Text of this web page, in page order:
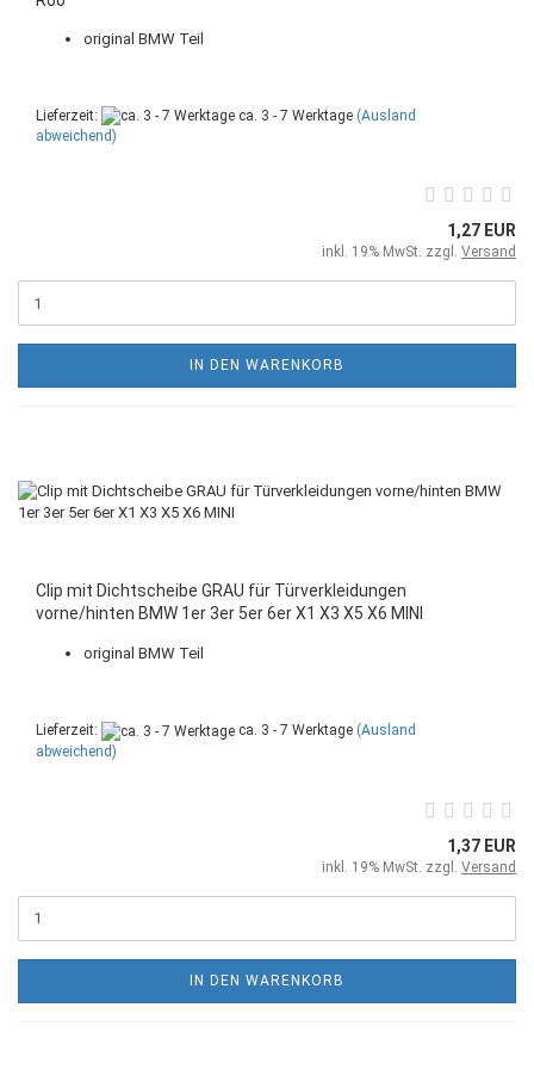
original BMW Teil
Lieferzeit: ca. 3 - 7 Werktage (Ausland
abweichend)
1,27 EUR
inkl. 19% MwSt. zzgl. Versand
IN DEN WARENKORB
Clip mit Dichtscheibe GRAU für Türverkleidungen
vorne/hinten BMW 1er 3er 5er 6er X1 X3 X5 X6 MINI
original BMW Teil
Lieferzeit: ca. 3 - 7 Werktage (Ausland
abweichend)
1,37 EUR
inkl. 19% MwSt. zzgl. Versand
IN DEN WARENKORB